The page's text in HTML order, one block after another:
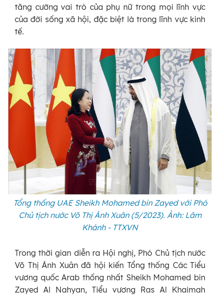
tăng cường vai trò của phụ nữ trong mọi lĩnh vực
của đời sống xã hội, đặc biệt là trong lĩnh vực kinh
tế.
Tổng thống UAE Sheikh Mohamed bin Zayed với Phó
Chủ tịch nước Võ Thị Ánh Xuân (5/2023). Ảnh: Lâm
Khánh - TTXVN
Trong thời gian diễn ra Hội nghị, Phó Chủ tịch nước
Võ Thị Ánh Xuân đã hội kiến Tổng thống Các Tiểu
vương quốc Arab thống nhất Sheikh Mohamed bin
Zayed Al Nahyan, Tiểu vương Ras Al Khaimah